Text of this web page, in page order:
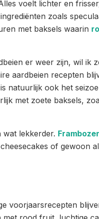
voelt lichter en
zoals
met baksels waarin
er weer zijn, wil ik
aardbeien recepten
natuurlijk ook het
met zoete baksels,
wat lekkerder.
of gewoon
voorjaarsrecepten